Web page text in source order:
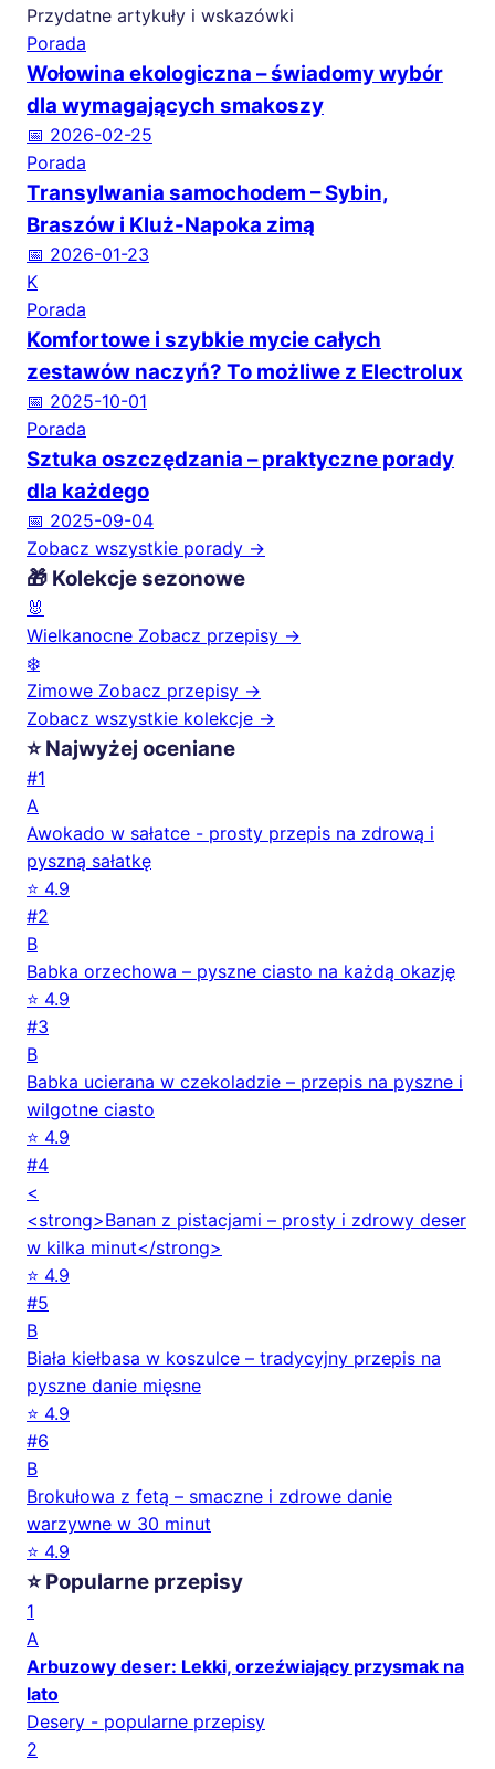
Przydatne artykuły i wskazówki
Porada
Wołowina ekologiczna – świadomy wybór
dla wymagających smakoszy
📅 2026-02-25
Porada
Transylwania samochodem – Sybin,
Braszów i Kluż-Napoka zimą
📅 2026-01-23
K
Porada
Komfortowe i szybkie mycie całych
zestawów naczyń? To możliwe z Electrolux
📅 2025-10-01
Porada
Sztuka oszczędzania – praktyczne porady
dla każdego
📅 2025-09-04
Zobacz wszystkie porady →
🎁 Kolekcje sezonowe
🐰
Wielkanocne Zobacz przepisy →
❄️
Zimowe Zobacz przepisy →
Zobacz wszystkie kolekcje →
⭐ Najwyżej oceniane
#1
A
Awokado w sałatce - prosty przepis na zdrową i
pyszną sałatkę
⭐ 4.9
#2
B
Babka orzechowa – pyszne ciasto na każdą okazję
⭐ 4.9
#3
B
Babka ucierana w czekoladzie – przepis na pyszne i
wilgotne ciasto
⭐ 4.9
#4
<
<strong>Banan z pistacjami – prosty i zdrowy deser
w kilka minut</strong>
⭐ 4.9
#5
B
Biała kiełbasa w koszulce – tradycyjny przepis na
pyszne danie mięsne
⭐ 4.9
#6
B
Brokułowa z fetą – smaczne i zdrowe danie
warzywne w 30 minut
⭐ 4.9
⭐ Popularne przepisy
1
A
Arbuzowy deser: Lekki, orzeźwiający przysmak na
lato
Desery - popularne przepisy
2